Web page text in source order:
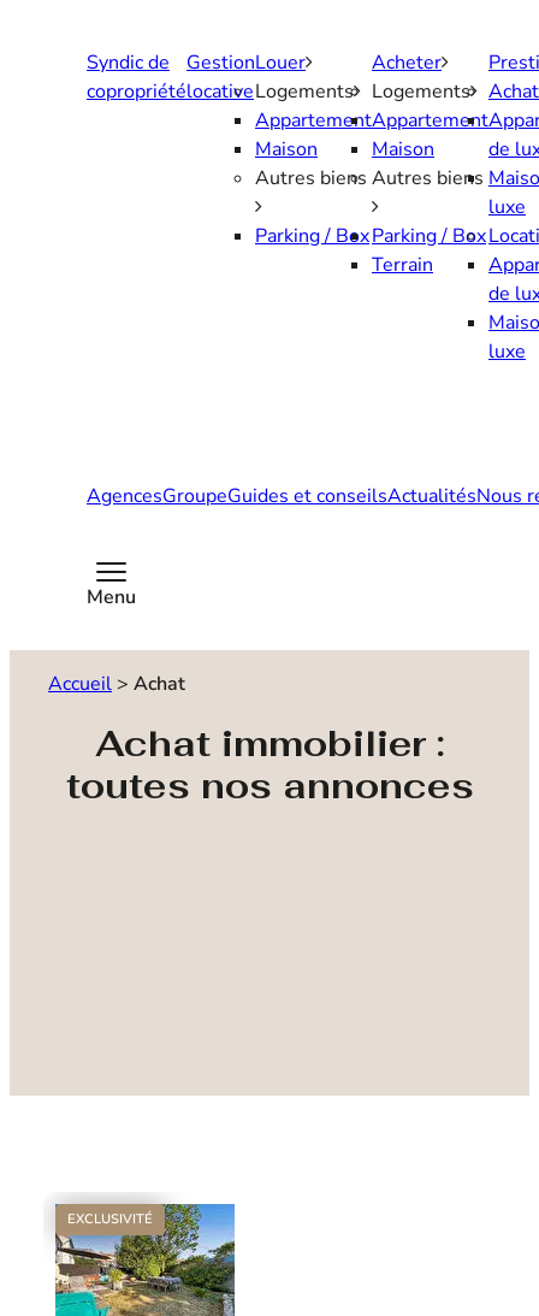
Syndic de
copropriété
Gestion
locative
Louer
Logements
Appartement
Maison
Autres biens
Parking / Box
Acheter
Logements
Appartement
Maison
Autres biens
Parking / Box
Terrain
Achat
de
luxe
de
luxe
AgencesGroupeGuides et conseilsActualitésNous
Menu
Accueil > Achat
Achat immobilier :
toutes nos annonces
EXCLUSIVITÉ